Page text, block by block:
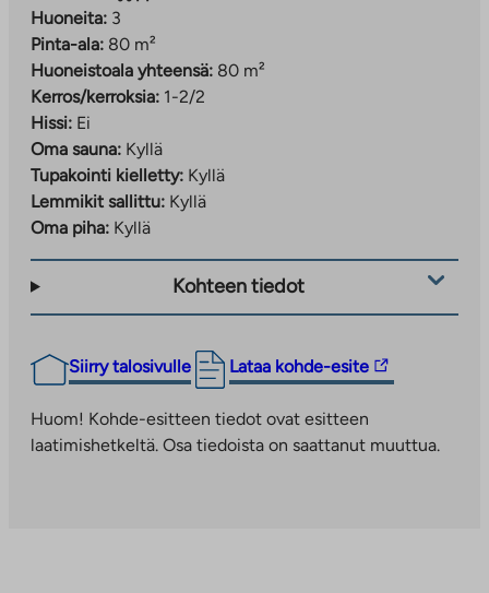
Huoneita: 3
Pinta-ala: 80 m²
Huoneistoala yhteensä: 80 m²
Kerros/kerroksia: 1-2/2
Hissi: Ei
Oma sauna: Kyllä
Tupakointi kielletty: Kyllä
Lemmikit sallittu: Kyllä
Oma piha: Kyllä
Kohteen tiedot
Siirry talosivulle Lataa kohde-esite
Linkki
vie
ulkopuoliseen
palveluun.
Huom! Kohde-esitteen tiedot ovat esitteen
laatimishetkeltä. Osa tiedoista on saattanut muuttua.